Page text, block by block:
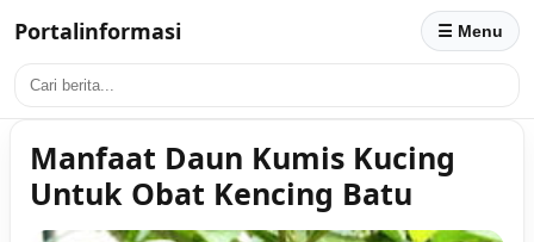
Portalinformasi ☰ Menu
Manfaat Daun Kumis Kucing
Untuk Obat Kencing Batu